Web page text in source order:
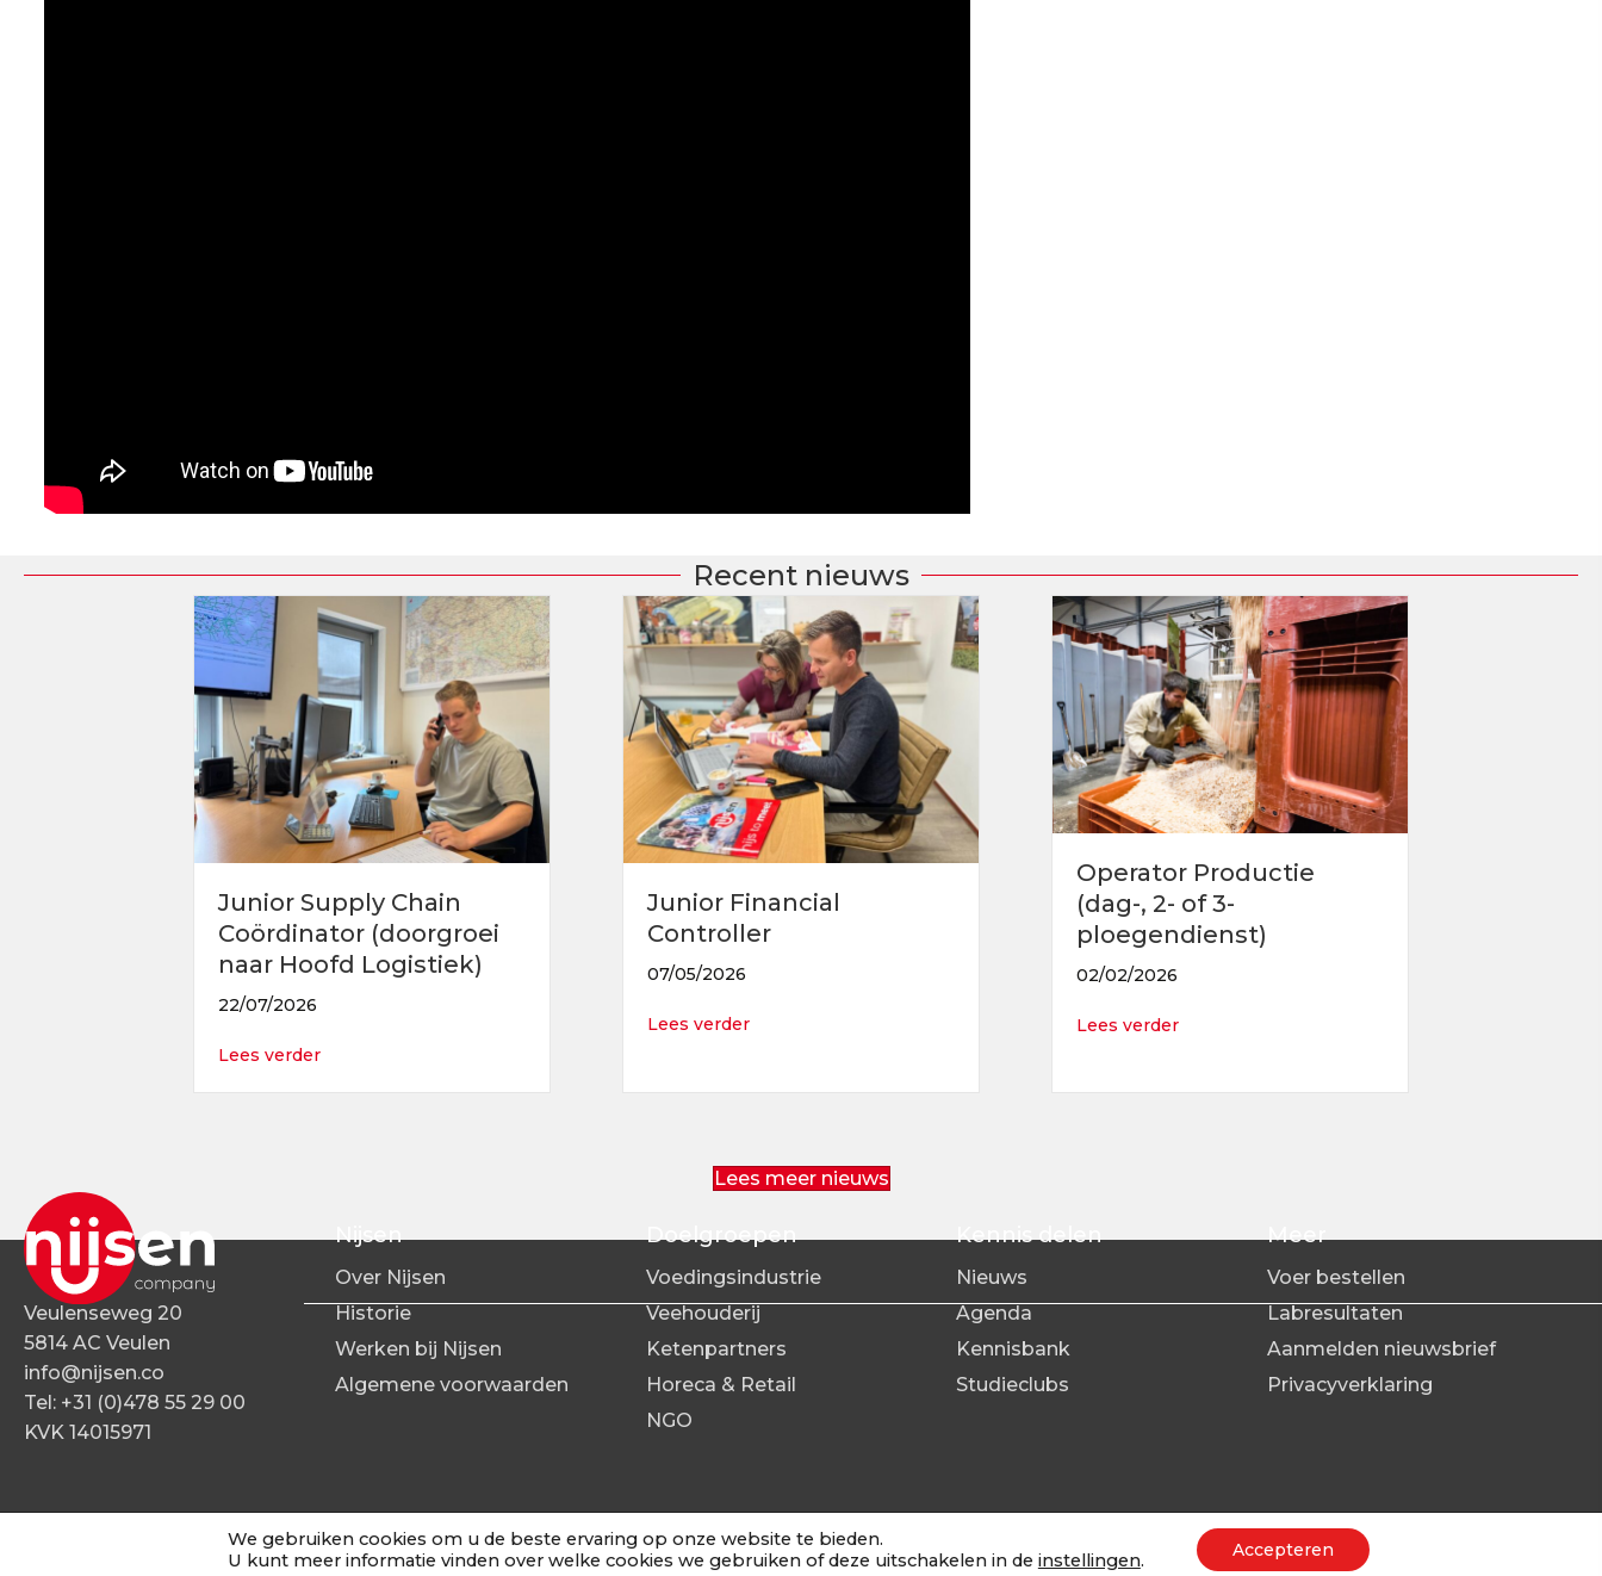
Recent nieuws
Junior Supply Chain
Coördinator (doorgroei
naar Hoofd Logistiek)
22/07/2026
Lees verderabout Junior Supply Chain Coördinator (doorgroei naar Hoofd Logistiek)
Junior Financial
Controller
07/05/2026
Lees verderabout Junior Financial Controller
Operator Productie
(dag-, 2- of 3-
ploegendienst)
02/02/2026
Lees verderabout Operator Productie (dag-, 2- of 3-
Lees meer nieuws
Veulenseweg 20
5814 AC Veulen
info@nijsen.co
Tel: +31 (0)478 55 29 00
KVK 14015971
Nijsen
Over Nijsen
Historie
Werken bij Nijsen
Algemene voorwaarden
Doelgroepen
Voedingsindustrie
Veehouderij
Ketenpartners
Horeca & Retail
NGO
Kennis delen
Nieuws
Agenda
Kennisbank
Studieclubs
Meer
Voer bestellen
Labresultaten
Aanmelden nieuwsbrief
Privacyverklaring
© 2026 Nijsen | Alle rechten voorbehouden
We gebruiken cookies om u de beste ervaring op onze website te bieden.
U kunt meer informatie vinden over welke cookies we gebruiken of deze uitschakelen in de instellingen. Accepteren